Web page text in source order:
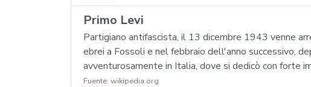
Primo Levi
Partigiano antifascista, il 13 dicembre 1943 venne
ebrei a Fossoli e nel febbraio dell'anno successivo,
avventurosamente in Italia, dove si dedicò con forte
Fuente: wikipedia.org